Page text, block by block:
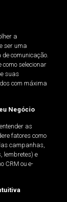
a
ser uma
comunicação.
selecionar
suas
com máxima
Negócio
as
fatores como
campanhas,
lembretes) e
CRM ou e-